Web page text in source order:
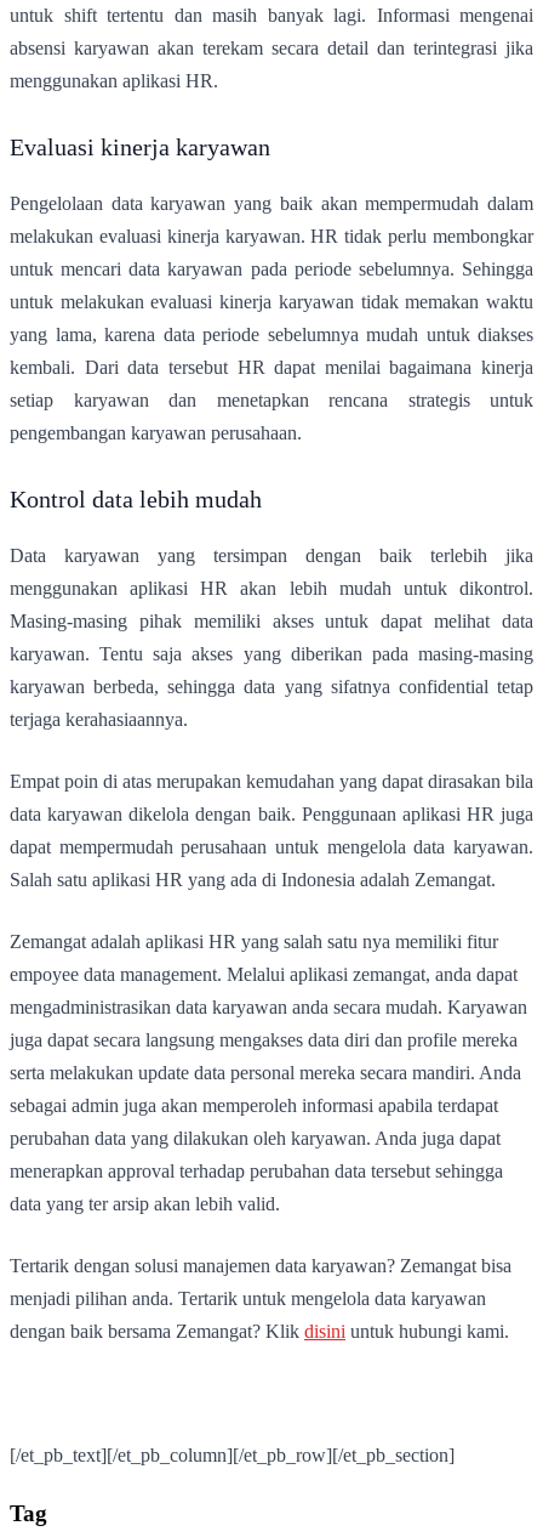
untuk shift tertentu dan masih banyak lagi. Informasi mengenai
absensi karyawan akan terekam secara detail dan terintegrasi jika
menggunakan aplikasi HR.
Evaluasi kinerja karyawan
Pengelolaan data karyawan yang baik akan mempermudah dalam
melakukan evaluasi kinerja karyawan. HR tidak perlu membongkar
untuk mencari data karyawan pada periode sebelumnya. Sehingga
untuk melakukan evaluasi kinerja karyawan tidak memakan waktu
yang lama, karena data periode sebelumnya mudah untuk diakses
kembali. Dari data tersebut HR dapat menilai bagaimana kinerja
setiap karyawan dan menetapkan rencana strategis untuk
pengembangan karyawan perusahaan.
Kontrol data lebih mudah
Data karyawan yang tersimpan dengan baik terlebih jika
menggunakan aplikasi HR akan lebih mudah untuk dikontrol.
Masing-masing pihak memiliki akses untuk dapat melihat data
karyawan. Tentu saja akses yang diberikan pada masing-masing
karyawan berbeda, sehingga data yang sifatnya confidential tetap
terjaga kerahasiaannya.
Empat poin di atas merupakan kemudahan yang dapat dirasakan bila
data karyawan dikelola dengan baik. Penggunaan aplikasi HR juga
dapat mempermudah perusahaan untuk mengelola data karyawan.
Salah satu aplikasi HR yang ada di Indonesia adalah Zemangat.
Zemangat adalah aplikasi HR yang salah satu nya memiliki fitur
empoyee data management. Melalui aplikasi zemangat, anda dapat
mengadministrasikan data karyawan anda secara mudah. Karyawan
juga dapat secara langsung mengakses data diri dan profile mereka
serta melakukan update data personal mereka secara mandiri. Anda
sebagai admin juga akan memperoleh informasi apabila terdapat
perubahan data yang dilakukan oleh karyawan. Anda juga dapat
menerapkan approval terhadap perubahan data tersebut sehingga
data yang ter arsip akan lebih valid.
Tertarik dengan solusi manajemen data karyawan? Zemangat bisa
menjadi pilihan anda. Tertarik untuk mengelola data karyawan
dengan baik bersama Zemangat? Klik disini untuk hubungi kami.
[/et_pb_text][/et_pb_column][/et_pb_row][/et_pb_section]
Tag